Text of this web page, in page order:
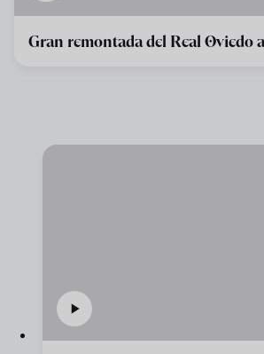
Gran remontada del Real Oviedo